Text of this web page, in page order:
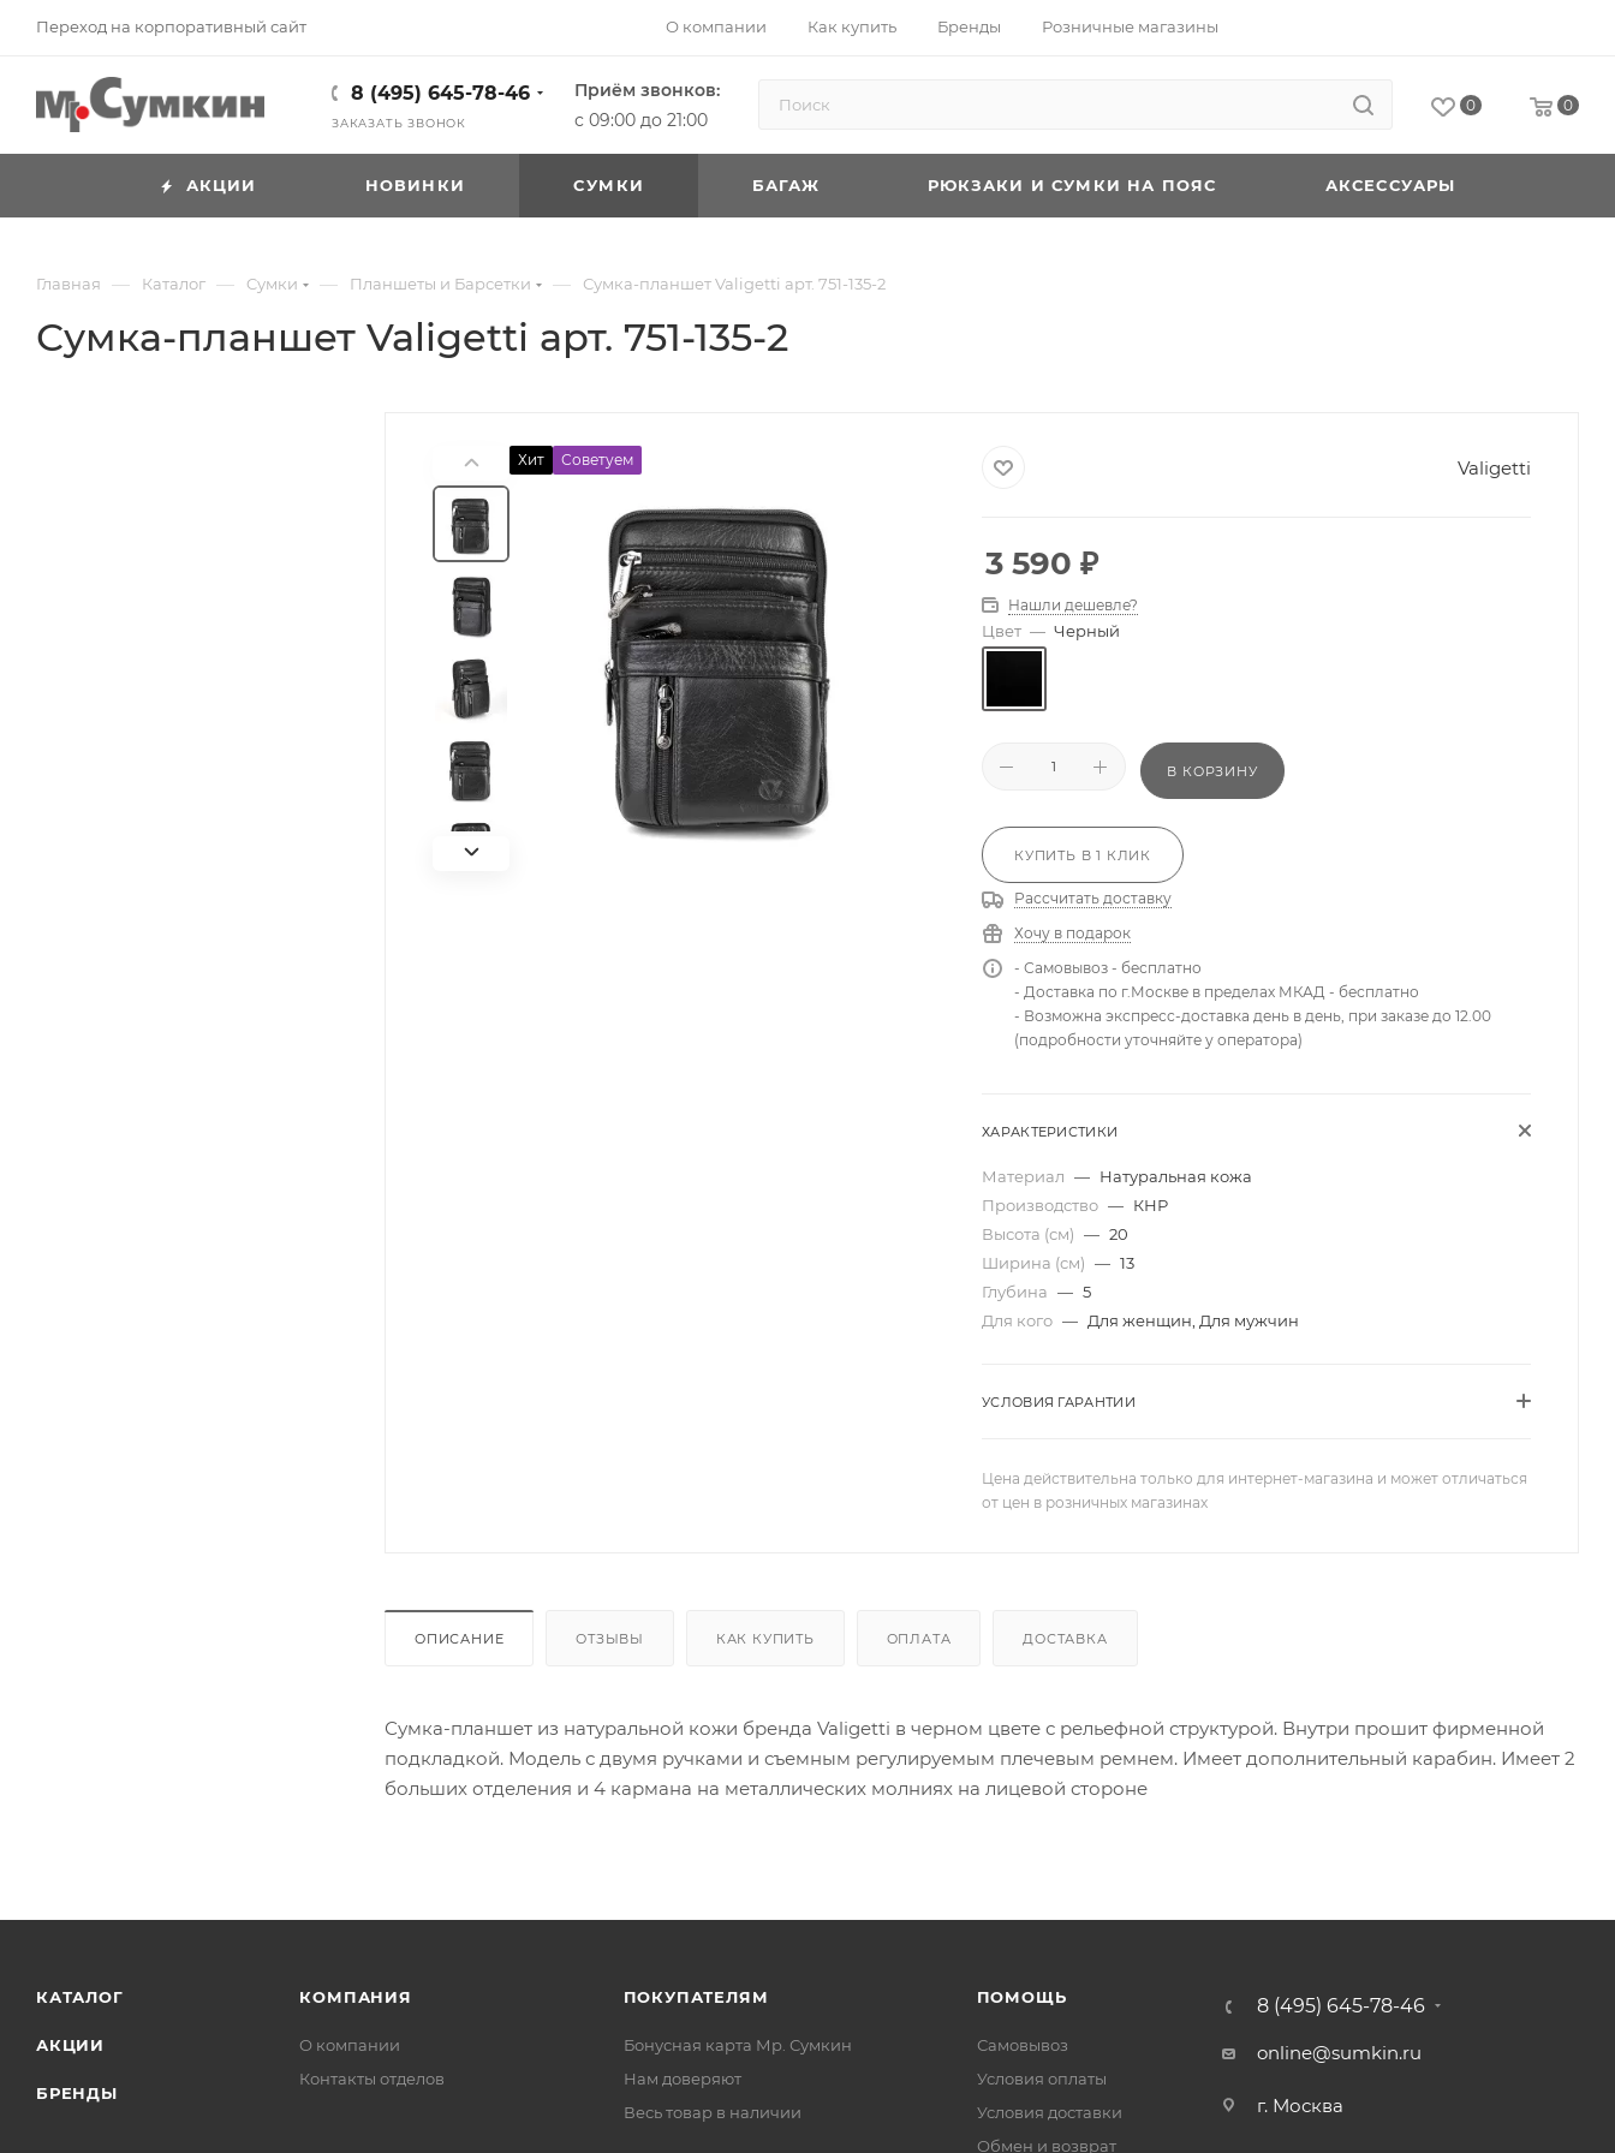
Переход на корпоративный сайт О компании Как купить Бренды Розничные магазины
8 (495) 645-78-46
ЗАКАЗАТЬ ЗВОНОК
Приём звонков:
с 09:00 до 21:00
0 0
АКЦИИ НОВИНКИ CУМКИ БАГАЖ РЮКЗАКИ И СУМКИ НА ПОЯС АКСЕССУАРЫ
Главная — Каталог — Cумки — Планшеты и Барсетки — Сумка-планшет Valigetti арт. 751-135-2
Сумка-планшет Valigetti арт. 751-135-2
Хит Советуем Valigetti
3 590 ₽
Нашли дешевле?
Цвет — Черный
В КОРЗИНУ
КУПИТЬ В 1 КЛИК
Рассчитать доставку
Хочу в подарок
- Самовывоз - бесплатно
- Доставка по г.Москве в пределах МКАД - бесплатно
- Возможна экспресс-доставка день в день, при заказе до 12.00
(подробности уточняйте у оператора)
ХАРАКТЕРИСТИКИ
Материал — Натуральная кожа
Производство — КНР
Высота (см) — 20
Ширина (см) — 13
Глубина — 5
Для кого — Для женщин, Для мужчин
УСЛОВИЯ ГАРАНТИИ
Цена действительна только для интернет-магазина и может отличаться
от цен в розничных магазинах
ОПИСАНИЕ ОТЗЫВЫ КАК КУПИТЬ ОПЛАТА ДОСТАВКА
Сумка-планшет из натуральной кожи бренда Valigetti в черном цвете с рельефной структурой. Внутри прошит фирменной
подкладкой. Модель с двумя ручками и съемным регулируемым плечевым ремнем. Имеет дополнительный карабин. Имеет 2
больших отделения и 4 кармана на металлических молниях на лицевой стороне
КАТАЛОГ
АКЦИИ
БРЕНДЫ
КОМПАНИЯ
О компании
Контакты отделов
ПОКУПАТЕЛЯМ
Бонусная карта Мр. Сумкин
Нам доверяют
Весь товар в наличии
ПОМОЩЬ
Самовывоз
Условия оплаты
Условия доставки
Обмен и возврат
8 (495) 645-78-46
online@sumkin.ru
г. Москва